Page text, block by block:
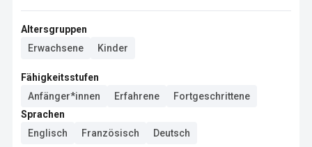
Altersgruppen
Erwachsene
Kinder
Fähigkeitsstufen
Anfänger*innen
Erfahrene
Fortgeschrittene
Sprachen
Englisch
Französisch Deutsch